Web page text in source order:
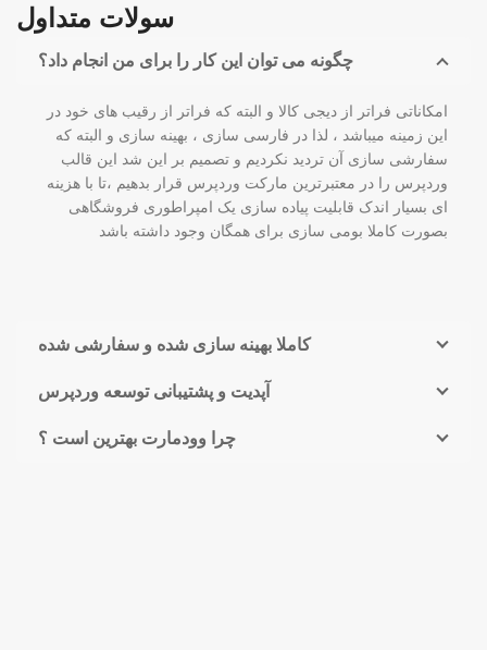
سولات متداول
چگونه می توان این کار را برای من انجام داد؟
این زمینه میباشد ، لذا در فارسی سازی ، بهینه سازی و البته که
سفارشی سازی آن تردید نکردیم و تصمیم بر این شد این قالب
وردپرس را در معتبرترین مارکت وردپرس قرار بدهیم ،تا با هزینه
ای بسیار اندک قابلیت پیاده سازی یک امپراطوری فروشگاهی
بصورت کاملا بومی سازی برای همگان وجود داشته باشد
کاملا بهینه سازی شده و سفارشی شده
آپدیت و پشتیبانی توسعه وردپرس
چرا وودمارت بهترین است ؟